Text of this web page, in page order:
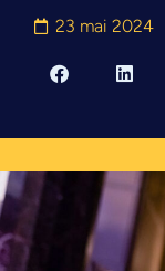
23 mai 2024